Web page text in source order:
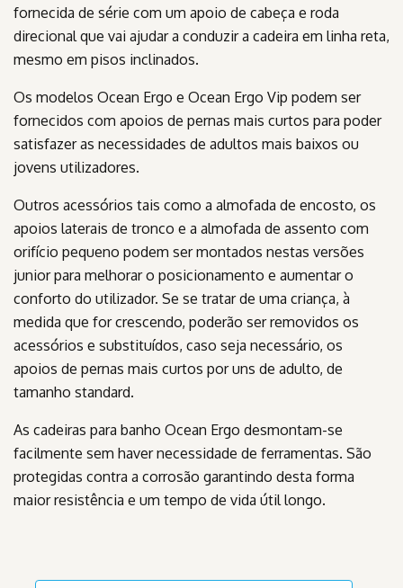
fornecida de série com um apoio de cabeça e roda
direcional que vai ajudar a conduzir a cadeira em linha reta,
mesmo em pisos inclinados.
Os modelos Ocean Ergo e Ocean Ergo Vip podem ser
fornecidos com apoios de pernas mais curtos para poder
satisfazer as necessidades de adultos mais baixos ou
jovens utilizadores.
Outros acessórios tais como a almofada de encosto, os
apoios laterais de tronco e a almofada de assento com
orifício pequeno podem ser montados nestas versões
junior para melhorar o posicionamento e aumentar o
conforto do utilizador. Se se tratar de uma criança, à
medida que for crescendo, poderão ser removidos os
acessórios e substituídos, caso seja necessário, os
apoios de pernas mais curtos por uns de adulto, de
tamanho standard.
As cadeiras para banho Ocean Ergo desmontam-se
facilmente sem haver necessidade de ferramentas. São
protegidas contra a corrosão garantindo desta forma
maior resistência e um tempo de vida útil longo.